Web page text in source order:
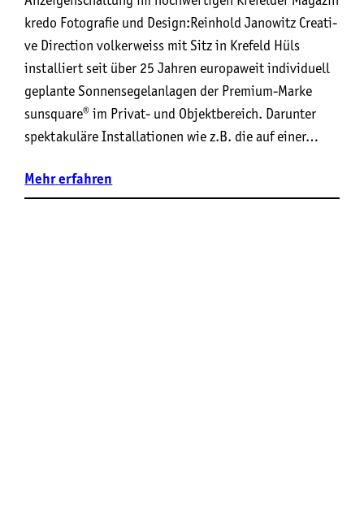
kredo Foto­gra­fie und Design:Rein­hold Jano­witz Crea­ti­
ve Direction vol­ker­weiss mit Sitz in Kre­feld Hüls
instal­liert seit über 25 Jah­ren euro­pa­weit indi­vi­du­ell
geplan­te Son­nen­se­gel­an­la­gen der Pre­mi­um-Mar­ke
suns­qua­re® im Pri­vat- und Objekt­be­reich. Dar­un­ter
spek­ta­ku­lä­re Instal­la­tio­nen wie z.B. die auf einer…
Mehrerfahren